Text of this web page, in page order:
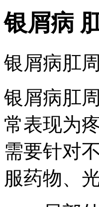
银屑病
银屑病肛
银屑病肛
常表现为
需要针对
服药物、